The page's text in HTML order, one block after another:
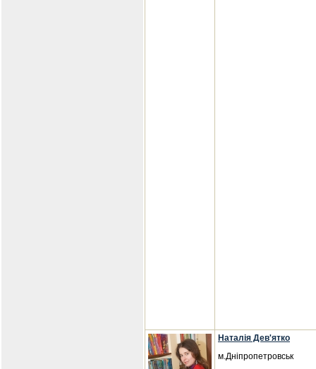
Наталія Дев'ятко
м.Дніпропетровськ